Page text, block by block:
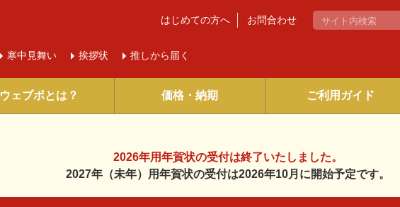
寒中 見舞い 挨拶状 推しから届く
はじめての方へ お問合わせ
ウェブポとは？ 価格・納期 ご利用ガイド
2026年用年賀状の受付は終了いたしました。
2027年（未年）用年賀状の受付は2026年10月に開始予定です。